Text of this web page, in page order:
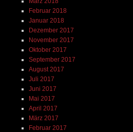
Februar 2018
Januar 2018
Dezember 2017
November 2017
Oktober 2017
September 2017
August 2017
Juli 2017
Juni 2017
Mai 2017
April 2017
März 2017
Februar 2017